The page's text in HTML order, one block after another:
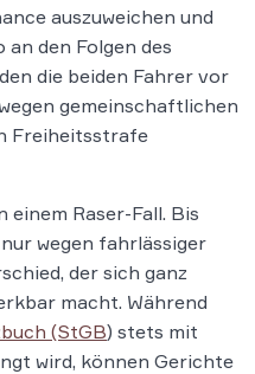
auszuweichen und
den Folgen des
die beiden Fahrer vor
gemeinschaftlichen
Freiheitsstrafe
Raser-Fall. Bis
wegen fahrlässiger
der sich ganz
macht. Während
(StGB) stets mit
wird, können Gerichte